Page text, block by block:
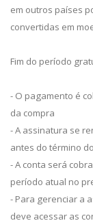
em outros países
convertidas em
Fim do período
- O pagamento é
da compra
- A assinatura se
antes do término
- A conta será
período atual no
- Para gerenciar a
deve acessar as